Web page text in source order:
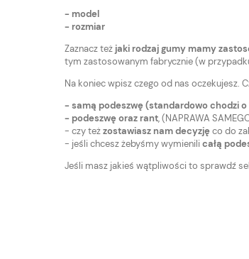
- model
- rozmiar
Zaznacz też jaki rodzaj gumy mamy
tym zastosowanym fabrycznie (w
Na koniec wpisz czego od nas oczekujesz.
- samą podeszwę (standardowo chodzi o
- podeszwę oraz rant, (NAPRAWA
- czy teżzostawiasz nam decyzjęco do
- jeśli chcesz żebyśmy wymienili całą
Jeśli masz jakieś wątpliwości to sprawdź